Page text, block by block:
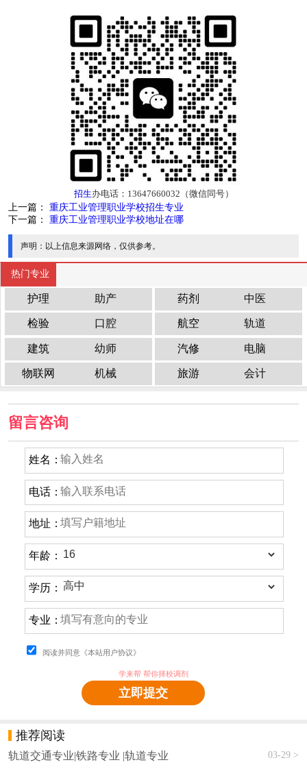
招生办电话：13647660032（微信同号）
上一篇： 重庆工业管理职业学校招生专业
下一篇： 重庆工业管理职业学校地址在哪
声明： 以上信息来源网络，仅供参考。
热门专业
护理 助产 药剂 中医
检验 口腔 航空 轨道
建筑 幼师 汽修 电脑
物联网 机械 旅游 会计
留言咨询
姓名：
电话：
地址：
年龄：
学历：
专业：
阅读并同意《本站用户协议》
学来帮 帮你择校调剂
立即提交
推荐阅读
轨道交通专业|铁路专业 |轨道专业 03-29 >